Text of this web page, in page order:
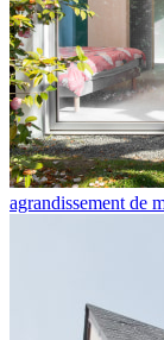
agrandissement de